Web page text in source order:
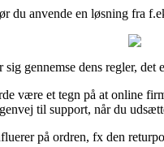
du anvende en løsning fra
gennemse dens regler,
være et tegn på at online
til support, når du
på ordren, fx den